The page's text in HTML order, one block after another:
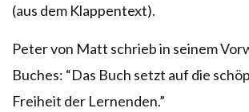
(aus dem Klappentext).
Peter von Matt schrieb in seinem
Buches: “Das Buch setzt auf die
Freiheit der Lernenden.”